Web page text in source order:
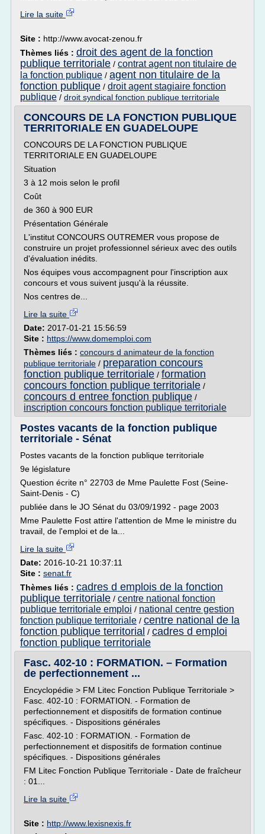
Lire la suite
Site : http://www.avocat-zenou.fr
Thèmes liés : droit des agent de la fonction
publique territoriale / contrat agent non titulaire de
la fonction publique / agent non titulaire de la
fonction publique / droit agent stagiaire fonction
publique / droit syndical fonction publique territoriale
CONCOURS DE LA FONCTION PUBLIQUE
TERRITORIALE EN GUADELOUPE
CONCOURS DE LA FONCTION PUBLIQUE
TERRITORIALE EN GUADELOUPE
Situation
3 à 12 mois selon le profil
Coût
de 360 à 900 EUR
Présentation Générale
L'institut CONCOURS OUTREMER vous propose de
construire un projet professionnel sérieux avec des outils
d'évaluation inédits.
Nos équipes vous accompagnent pour l'inscription aux
concours et vous suivent jusqu'à la réussite.
Nos centres de...
Lire la suite
Date: 2017-01-21 15:56:59
Site : https://www.domemploi.com
Thèmes liés : concours d animateur de la fonction
publique territoriale / preparation concours
fonction publique territoriale / formation
concours fonction publique territoriale /
concours d entree fonction publique /
inscription concours fonction publique territoriale
Postes vacants de la fonction publique
territoriale - Sénat
Postes vacants de la fonction publique territoriale
9e législature
Question écrite n° 22703 de Mme Paulette Fost (Seine-
Saint-Denis - C)
publiée dans le JO Sénat du 03/09/1992 - page 2003
Mme Paulette Fost attire l'attention de Mme le ministre du
travail, de l'emploi et de la...
Lire la suite
Date: 2016-10-21 10:37:11
Site : senat.fr
Thèmes liés : cadres d emplois de la fonction
publique territoriale / centre national fonction
publique territoriale emploi / national centre gestion
fonction publique territoriale / centre national de la
fonction publique territorial / cadres d emploi
fonction publique territoriale
Fasc. 402-10 : FORMATION. – Formation
de perfectionnement ...
Encyclopédie > FM Litec Fonction Publique Territoriale >
Fasc. 402-10 : FORMATION. - Formation de
perfectionnement et dispositifs de formation continue
spécifiques. - Dispositions générales
Fasc. 402-10 : FORMATION. - Formation de
perfectionnement et dispositifs de formation continue
spécifiques. - Dispositions générales
FM Litec Fonction Publique Territoriale - Date de fraîcheur
: 01...
Lire la suite
Site : http://www.lexisnexis.fr